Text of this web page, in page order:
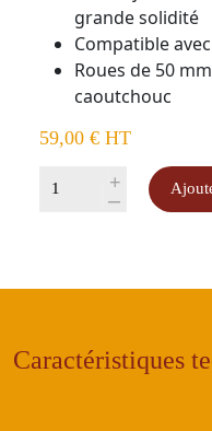
grande solidité
Compatible
Roues de 50
caoutchouc
59,00 € HT
quantité
fût
+
-
Caractéristiques